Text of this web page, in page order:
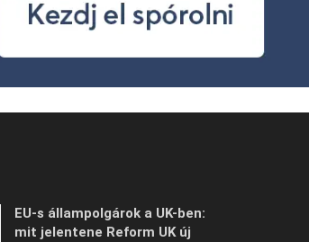
EU-s állampolgárok a UK-ben:
mit jelentene Reform UK új